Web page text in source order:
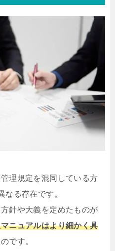
理規定を混同している方
なる存在です。
針や大義を定めたものが
ニュアルはより細かく具
です。